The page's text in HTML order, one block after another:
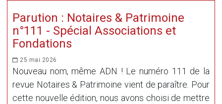
Parution : Notaires & Patrimoine
n°111 - Spécial Associations et
Fondations
25 mai 2026
Nouveau nom, même ADN ! Le numéro 111 de la
revue Notaires & Patrimoine vient de paraître. Pour
cette nouvelle édition, nous avons choisi de mettre